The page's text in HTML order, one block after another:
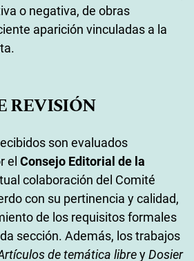
o negativa, de obras
aparición vinculadas a la
REVISIÓN
son evaluados
el Consejo Editorial de la
colaboración del Comité
con su pertinencia y calidad,
de los requisitos formales
sección. Además, los trabajos
de temática libreyDosier